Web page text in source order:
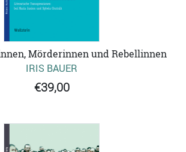
Mörderinnen und Rebellinnen
IRIS BAUER
€39,00